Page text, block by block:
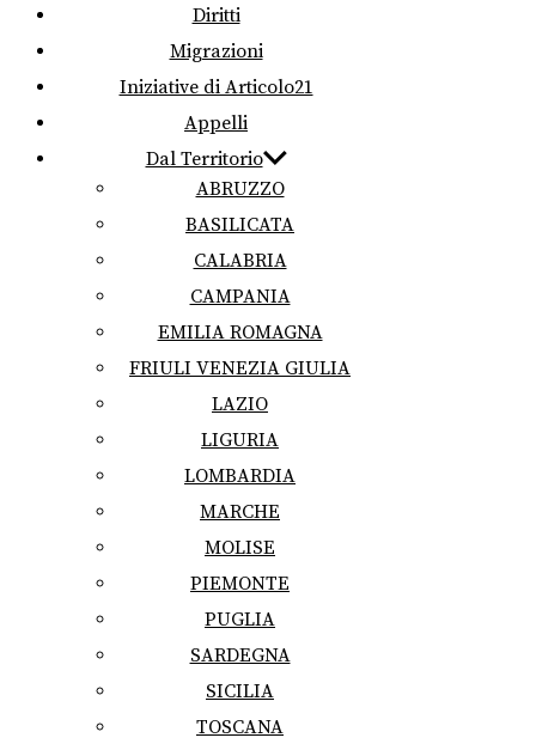
Diritti
Migrazioni
Iniziative di Articolo21
Appelli
Dal Territorio
ABRUZZO
BASILICATA
CALABRIA
CAMPANIA
EMILIA ROMAGNA
FRIULI VENEZIA GIULIA
LAZIO
LIGURIA
LOMBARDIA
MARCHE
MOLISE
PIEMONTE
PUGLIA
SARDEGNA
SICILIA
TOSCANA